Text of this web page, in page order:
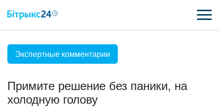
ВОЗМОЖНОСТИ
ИНТЕГРАЦИИ
Экспертные комментарии
Примите решение без паники, на
холодную голову